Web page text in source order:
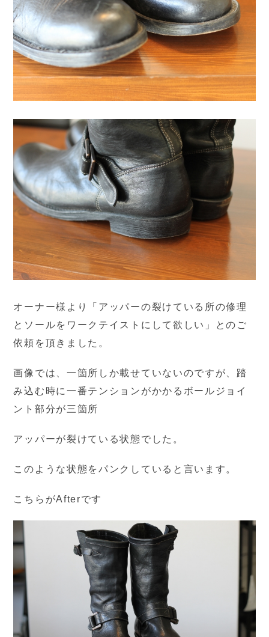
オーナー様より「アッパーの裂けている所の修理
とソールをワークテイストにして欲しい」とのご
依頼を頂きました。
画像では、一箇所しか載せていないのですが、踏
み込む時に一番テンションがかかるボールジョイ
ント部分が三箇所
アッパーが裂けている状態でした。
このような状態をパンクしていると言います。
こちらがAfterです